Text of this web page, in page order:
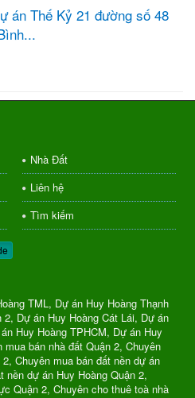
án Thế Kỷ 21 đường số 48
Nhà Đất
Liên hệ
Tìm kiếm
TML, Dự án Huy Hoàng Thạnh
Dự án Huy Hoàng Cát Lái, Dự án
Huy Hoàng TPHCM, Dự án Huy
bán nhà đất Quận 2, Chuyên
Chuyên mua bán đất nền dự án
nền dự án Huy Hoàng Quận 2,
Quận 2, Chuyên cho thuê toà nhà